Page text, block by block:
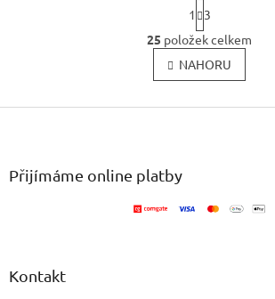
O
v
l
á
S
t
r
á
n
k
v
1
3
25 položek celkem
NAHORU
Z
Přijímáme online platby
Kontakt